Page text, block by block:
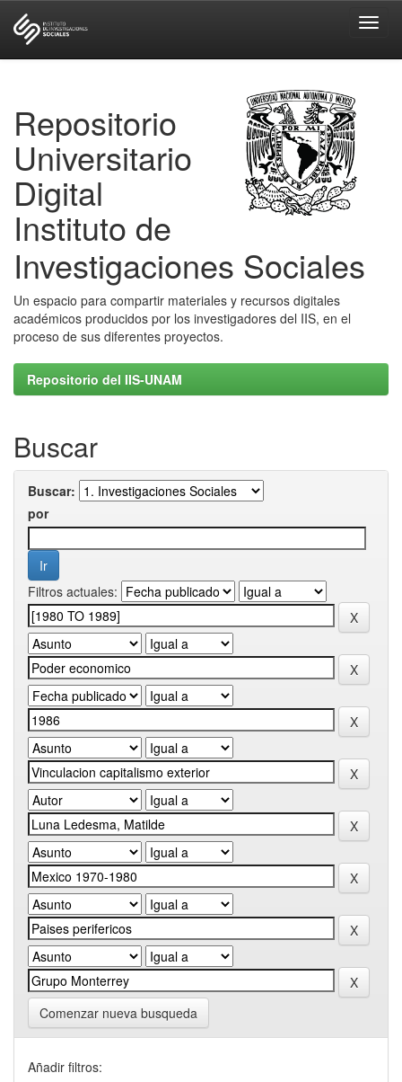
Repositorio
Universitario
Digital
Instituto de
Investigaciones Sociales
Un espacio para compartir materiales y recursos digitales
académicos producidos por los investigadores del IIS, en el
proceso de sus diferentes proyectos.
Repositorio del IIS-UNAM
Buscar
Buscar:
por
Filtros actuales:
Comenzar nueva busqueda
Añadir filtros: